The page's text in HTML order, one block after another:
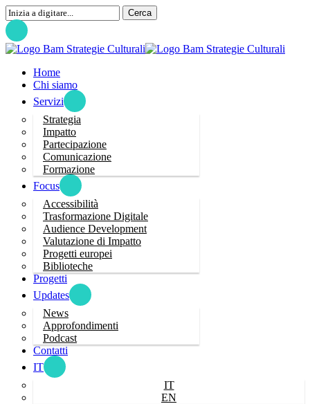
Passa
al
contenuto
pricipale
Cerca
Chiudi
cerca
Menu
Home
Chi siamo
Servizi
Strategia
Impatto
Partecipazione
Comunicazione
Formazione
Focus
Accessibilità
Trasformazione Digitale
Audience Development
Valutazione di Impatto
Progetti europei
Biblioteche
Progetti
Updates
News
Approfondimenti
Podcast
Contatti
IT
IT
EN